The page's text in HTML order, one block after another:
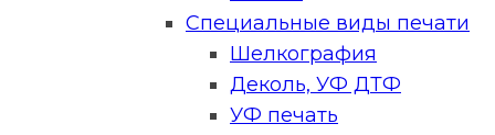
Специальные виды печати
Шелкография
Деколь, УФ ДТФ
УФ печать